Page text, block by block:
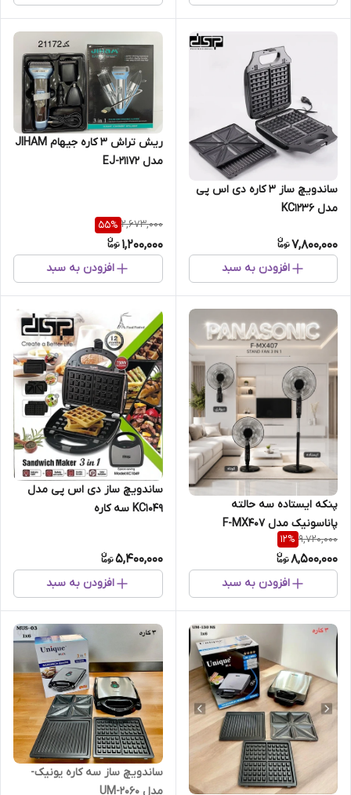
ساندویچ ساز ۳ کاره دی اس پی
مدل KC1236
7,800,000
افزودن به سبد
ریش تراش 3 کاره جیهام JIHAM
مدل EJ-21172
2,673,000
55%
1,200,000
افزودن به سبد
پنکه ایستاده سه حالته
پاناسونیک مدل F-MX407
9,720,000
12%
8,500,000
افزودن به سبد
ساندویچ ساز دی اس پی مدل
KC1049 سه کاره
5,400,000
افزودن به سبد
ساندویچ ساز سه کاره یونیک-
مدل UM-2060